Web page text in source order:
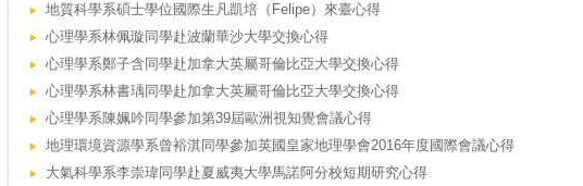
地質科學系碩士學位國際生凡凱培（Felipe）來臺心得
心理學系林佩璇同學赴波蘭華沙大學交換心得
心理學系鄭子含同學赴加拿大英屬哥倫比亞大學交換心得
心理學系林書瑀同學赴加拿大英屬哥倫比亞大學交換心得
心理學系陳姵吟同學參加第39屆歐洲視知覺會議心得
地理環境資源學系曾裕淇同學參加英國皇家地理學會2016年度國際會議心得
大氣科學系李崇瑋同學赴夏威夷大學馬諾阿分校短期研究心得